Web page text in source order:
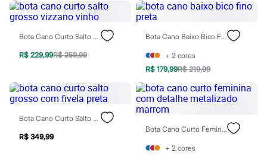
Casacos e Jaquetas
Jeans
Acessórios
Bolsas e Mochilas
Chapéus e Bonés
Carteiras
Óculos
Relógios
Calçados
Botas
Chinelos
Bota Cano Curto Salto Grosso Vizzano Vinho
R$ 229,99R$ 259,99
Bota Cano Baixo Bico Fino Preta
+ 2 cores
R$ 179,99R$ 219,99
Bota Cano Curto Salto Grosso Com Fivela Preta
R$ 349,99
Bota Cano Curto Feminina Com Detalhe Metalizado Marrom
+ 2 cores